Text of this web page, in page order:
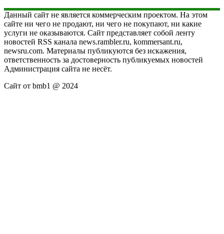
Данный сайт не является коммерческим проектом. На этом
сайте ни чего не продают, ни чего не покупают, ни какие
услуги не оказываются. Сайт представляет собой ленту
новостей RSS канала news.rambler.ru, kommersant.ru,
newsru.com. Материалы публикуются без искажения,
ответственность за достоверность публикуемых новостей
Администрация сайта не несёт.
Сайт от bmb1 @ 2024